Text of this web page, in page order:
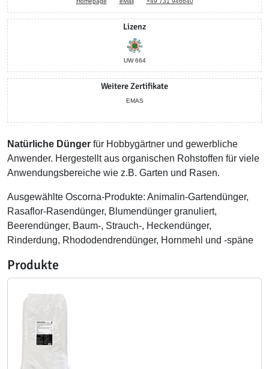
Lizenz
UW 664
Weitere Zertifikate
EMAS
Natürliche Dünger für Hobbygärtner und gewerbliche
Anwender. Hergestellt aus organischen Rohstoffen für viele
Anwendungsbereiche wie z.B. Garten und Rasen.
Ausgewählte Oscorna-Produkte: Animalin-Gartendünger,
Rasaflor-Rasendünger, Blumendünger granuliert,
Beerendünger, Baum-, Strauch-, Heckendünger,
Rinderdung, Rhododendrendünger, Hornmehl und -späne
Produkte